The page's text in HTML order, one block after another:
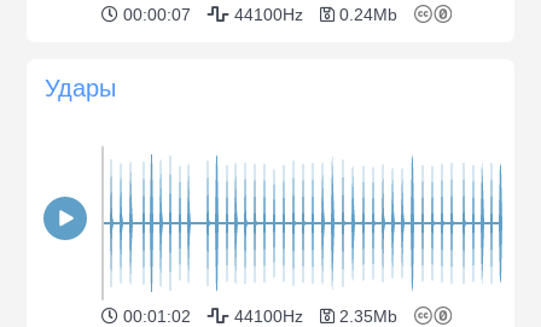
00:00:07 44100Hz 0.24Mb
Удары
00:01:02 44100Hz 2.35Mb